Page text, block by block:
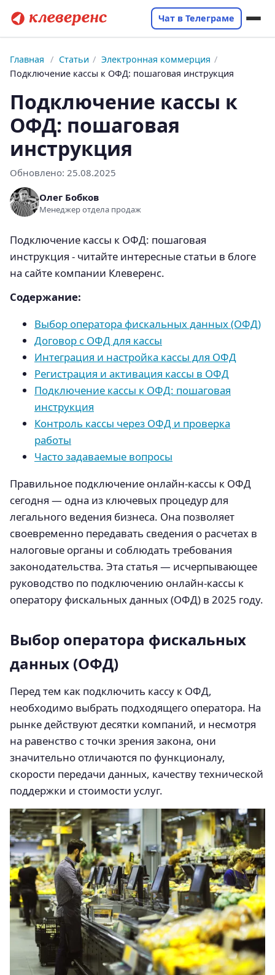
Чат в Телеграме
Главная / Статьи / Электронная коммерция /
Подключение кассы к ОФД: пошаговая инструкция
Подключение кассы к
ОФД: пошаговая
инструкция
Обновлено: 25.08.2025
Олег Бобков
Менеджер отдела продаж
Подключение кассы к ОФД: пошаговая
инструкция - читайте интересные статьи в блоге
на сайте компании Клеверенс.
Содержание:
Выбор оператора фискальных данных (ОФД)
Договор с ОФД для кассы
Интеграция и настройка кассы для ОФД
Регистрация и активация кассы в ОФД
Подключение кассы к ОФД: пошаговая
инструкция
Контроль кассы через ОФД и проверка
работы
Часто задаваемые вопросы
Правильное подключение онлайн-кассы к ОФД
сегодня — одна из ключевых процедур для
легального ведения бизнеса. Она позволяет
своевременно передавать сведения о расчетах в
налоговые органы и соблюдать требования
законодательства. Эта статья — исчерпывающее
руководство по подключению онлайн-кассы к
оператору фискальных данных (ОФД) в 2025 году.
Выбор оператора фискальных
данных (ОФД)
Перед тем как подключить кассу к ОФД,
необходимо выбрать подходящего оператора. На
рынке действуют десятки компаний, и несмотря
на равенство с точки зрения закона, они
значительно отличаются по функционалу,
скорости передачи данных, качеству технической
поддержки и стоимости услуг.